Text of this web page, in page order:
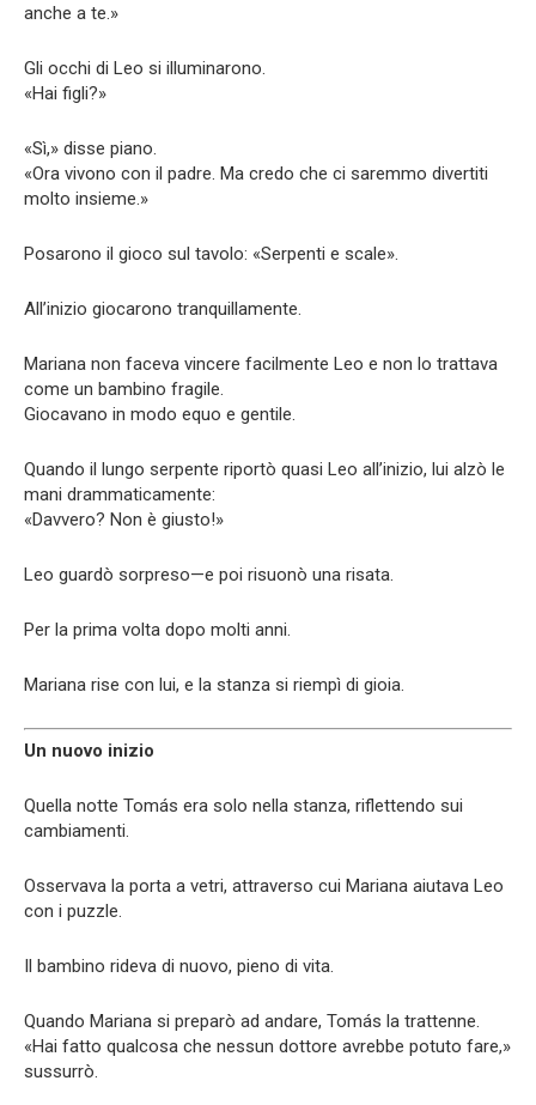
anche a te.»
Gli occhi di Leo si illuminarono.
«Hai figli?»
«Sì,» disse piano.
«Ora vivono con il padre. Ma credo che ci saremmo divertiti
molto insieme.»
Posarono il gioco sul tavolo: «Serpenti e scale».
All’inizio giocarono tranquillamente.
Mariana non faceva vincere facilmente Leo e non lo trattava
come un bambino fragile.
Giocavano in modo equo e gentile.
Quando il lungo serpente riportò quasi Leo all’inizio, lui alzò le
mani drammaticamente:
«Davvero? Non è giusto!»
Leo guardò sorpreso—e poi risuonò una risata.
Per la prima volta dopo molti anni.
Mariana rise con lui, e la stanza si riempì di gioia.
Un nuovo inizio
Quella notte Tomás era solo nella stanza, riflettendo sui
cambiamenti.
Osservava la porta a vetri, attraverso cui Mariana aiutava Leo
con i puzzle.
Il bambino rideva di nuovo, pieno di vita.
Quando Mariana si preparò ad andare, Tomás la trattenne.
«Hai fatto qualcosa che nessun dottore avrebbe potuto fare,»
sussurrò.